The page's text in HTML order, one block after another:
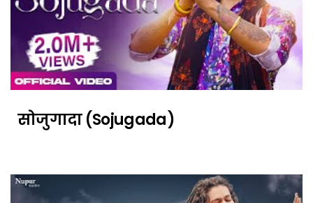
सोजुगादा (Sojugada)